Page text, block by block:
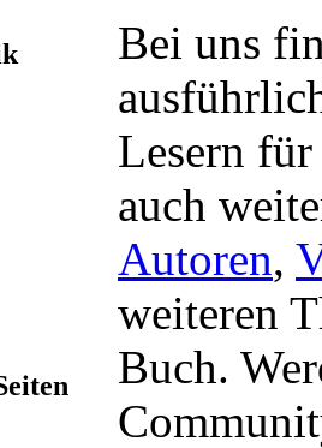
Bei uns
Lesern für
auch
Autoren,
weiteren
Buch.